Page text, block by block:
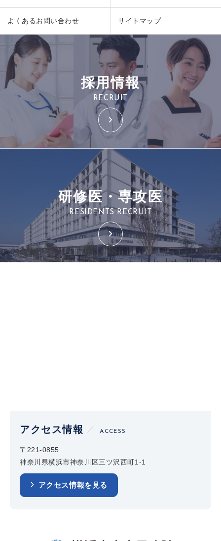
よくあるお問い合わせ サイトマップ
採用情報
RECRUIT
研修医・専攻医
RESIDENTS RECRUIT
アクセス情報 ACCESS
〒221-0855
神奈川県横浜市神奈川区三ツ沢西町1-1
アクセス情報を見る